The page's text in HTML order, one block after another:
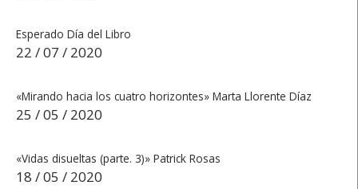
Esperado Día del Libro
22 / 07 / 2020
«Mirando hacia los cuatro horizontes» Marta Llorente Díaz
25 / 05 / 2020
«Vidas disueltas (parte. 3)» Patrick Rosas
18 / 05 / 2020